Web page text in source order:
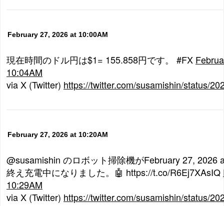
February 27, 2026 at 10:00AM
現在時間のドル円は$1= 155.858円です。 #FX
10:04AM
via X (Twitter) https://twitter.com/susamishin/status/
February 27, 2026 at 10:20AM
@susamishin のロボット掃除機がFebruary 27, 2026
終え充電中になりました。🤖 https://t.co/R6Ej7XAsIQ
10:29AM
via X (Twitter) https://twitter.com/susamishin/status/